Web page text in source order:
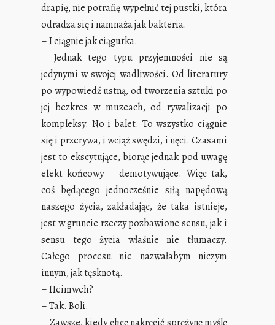
drapię, nie potrafię wypełnić tej pustki, która
odradza się i namnaża jak bakteria.
– I ciągnie jak ciągutka.
– Jednak tego typu przyjemności nie są
jedynymi w swojej wadliwości. Od literatury
po wypowiedź ustną, od tworzenia sztuki po
jej bezkres w muzeach, od rywalizacji po
kompleksy. No i balet. To wszystko ciągnie
się i przerywa, i wciąż swędzi, i nęci. Czasami
jest to ekscytujące, biorąc jednak pod uwagę
efekt końcowy – demotywujące. Więc tak,
coś będącego jednocześnie siłą napędową
naszego życia, zakładając, że taka istnieje,
jest w gruncie rzeczy pozbawione sensu, jak i
sensu tego życia właśnie nie tłumaczy.
Całego procesu nie nazwałabym niczym
innym, jak tęsknotą.
– Heimweh?
– Tak. Boli.